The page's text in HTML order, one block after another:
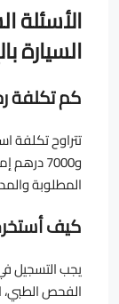
الأسئلة
السيارة
كم تكلفة
و7000
المطلوبة
كيف
يجب التسجيل
الفحص الطبي،